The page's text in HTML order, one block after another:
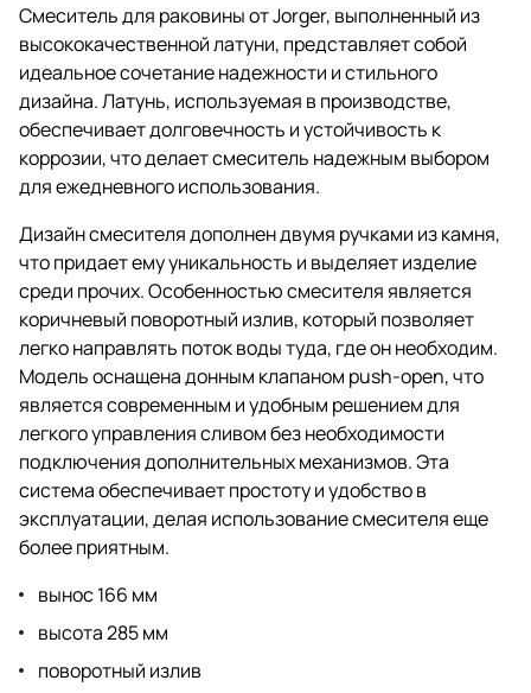
Смеситель для раковины от Jorger, выполненный из
высококачественной латуни, представляет собой
идеальное сочетание надежности и стильного
дизайна. Латунь, используемая в производстве,
обеспечивает долговечность и устойчивость к
коррозии, что делает смеситель надежным выбором
для ежедневного использования.
Дизайн смесителя дополнен двумя ручками из камня,
что придает ему уникальность и выделяет изделие
среди прочих. Особенностью смесителя является
коричневый поворотный излив, который позволяет
легко направлять поток воды туда, где он необходим.
Модель оснащена донным клапаном push-open, что
является современным и удобным решением для
легкого управления сливом без необходимости
подключения дополнительных механизмов. Эта
система обеспечивает простоту и удобство в
эксплуатации, делая использование смесителя еще
более приятным.
вынос 166 мм
высота 285 мм
поворотный излив